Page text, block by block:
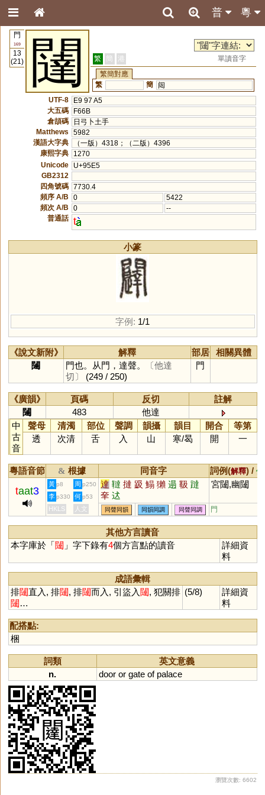
粵
普
門
169
13
(21)
闥 繁 簡 港
單讀音字
繁簡對應
繁
簡 闼
UTF-8
E9 97 A5
大五碼
F66B
倉頡碼
日弓卜土手
Matthews
5982
漢語大字典
（一版）4318；（二版）4396
康熙字典
1270
Unicode
U+95E5
GB2312
四角號碼 7730.4
頻序 A/B
0
5422
頻次 A/B
0
--
普通話 t
小篆
字例: 1/1
《說文新附》 解釋 部居
相關異體
闥
門也。从門，達聲。
〔他達
切〕
(249 / 250)
門
《廣韻》 頁碼 反切
註解
闥
483
他達
中
古
音
聲母 清濁 部位 聲調 韻攝 韻目 開合
等第
透
次清 舌 入 山 寒/曷 開 一
粵語音節 & 根據 同音字 詞例(解釋) /
taat3
黃 p8 周 p250 達 韃 撻 趿 鰨 獺 遢 靸 躂
羍 迖
宮闥,幽闥
李 p330 何 p53
HKLS 人文 同聲同韻 同韻同調 同聲同調 門
其他方言讀音
本字庫於「闥 」字下錄有4個方言點的讀音
詳細資
料
成語彙輯
排闥直入, 排闥, 排闥而入, 引盜入 闥, 犯關排
闥…
(5/8)
詳細資
料
配搭點:
梱
詞類
英文意義
n.
door or gate of palace
瀏覽次數: 6602